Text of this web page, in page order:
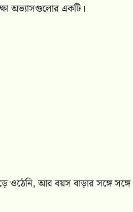
অভ্যাসগুলোর একটি।
ওঠেনি, আর বয়স বাড়ার সঙ্গে সঙ্গে